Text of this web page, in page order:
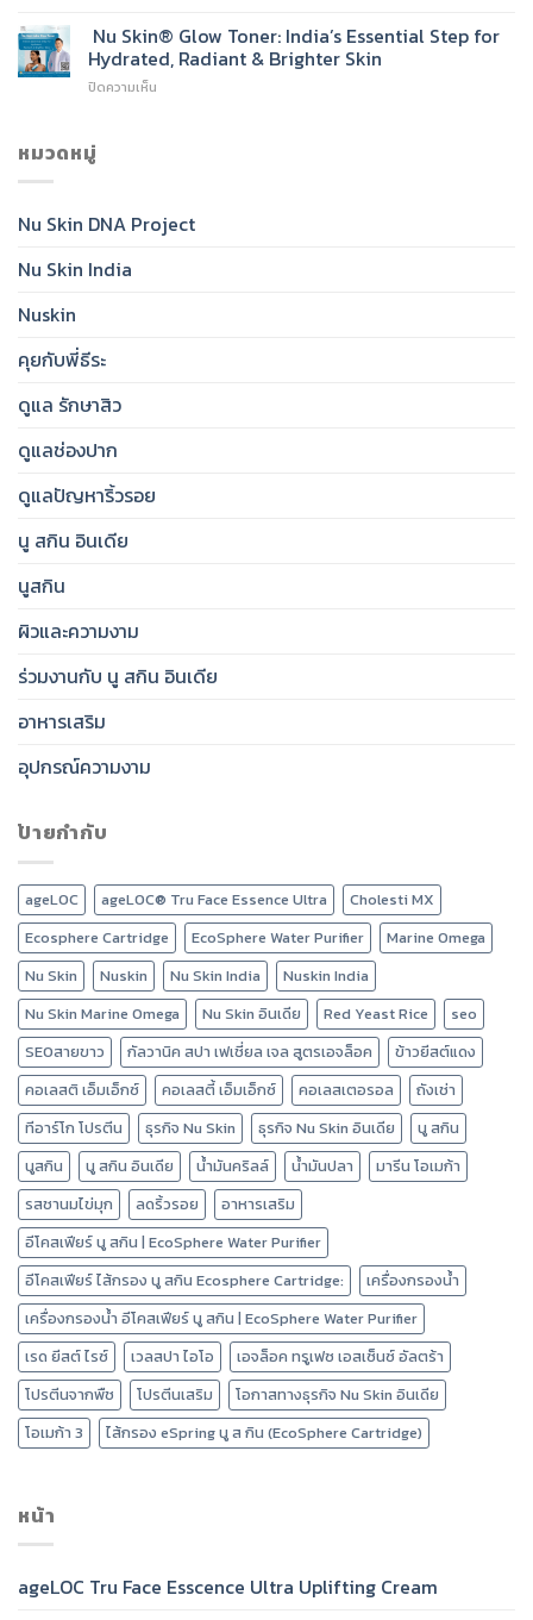
Go-
To
Cleanser
Skin®
Sunscreen
SPF
Glowing
Nu Skin® Glow Toner: India’s Essential Step for
Hydrated, Radiant & Brighter Skin
ปิดความเห็น
Step
หมวดหมู่
Nu Skin DNA Project
Nu Skin India
Nuskin
คุยกับพี่ธีระ
ดูแล รักษาสิว
ดูแลช่องปาก
ดูแลปัญหาริ้วรอย
นู สกิน อินเดีย
นูสกิน
ผิวและความงาม
ร่วมงานกับ นู สกิน อินเดีย
อาหารเสริม
อุปกรณ์ความงาม
ป้ายกำกับ
ageLOC ageLOC® Tru Face Essence Ultra
Cholesti MX
Ecosphere Cartridge
EcoSphere Water Purifier
Marine Omega
Nu Skin
Nuskin Nu Skin India
Nuskin India
Nu Skin Marine Omega
Nu Skin อินเดีย Red Yeast Rice
seo
SEOสายขาว
กัลวานิค สปา เฟเชี่ยล เจล สูตรเอจล็อค
ข้าวยีสต์แดง
คอเลสติ เอ็มเอ็กซ์
คอเลสตี้ เอ็มเอ็กซ์ คอเลสเตอรอล
ถังเช่า
ทีอาร์โก โปรตีน
ธุรกิจ Nu Skin ธุรกิจ Nu Skin อินเดีย
นู สกิน
นูสกิน
นู สกิน อินเดีย น้ำมันคริลล์ น้ำมันปลา
มารีน โอเมก้า
รสชานมไข่มุก
ลดริ้วรอย
อาหารเสริม
อีโคสเฟียร์ นู สกิน | EcoSphere Water Purifier
อีโคสเฟียร์ ไส้กรอง นู สกิน Ecosphere Cartridge:
เครื่องกรองน้ำ
เครื่องกรองน้ำ อีโคสเฟียร์ นู สกิน | EcoSphere Water Purifier
เรด ยีสต์ ไรซ์
เวลสปา ไอโอ
เอจล็อค ทรูเฟซ เอสเซ็นซ์ อัลตร้า
โปรตีนจากพืช
โปรตีนเสริม
โอกาสทางธุรกิจ Nu Skin อินเดีย
โอเมก้า 3
ไส้กรอง eSpring นู ส กิน (EcoSphere Cartridge)
หน้า
ageLOC Tru Face Esscence Ultra Uplifting Cream